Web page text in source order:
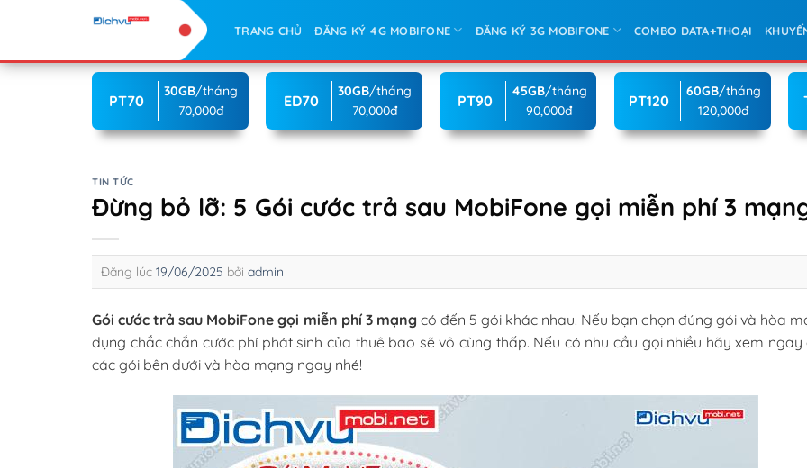
content
TRANG CHỦ ĐĂNG KÝ 4G MOBIFONE ĐĂNG KÝ 3G MOBIFONE COMBO DATA+THOẠI
PT70
30GB/tháng
70,000đ
ED70
30GB/tháng
70,000đ
PT90
45GB/tháng
90,000đ
PT120
60GB/tháng
120,000đ
TIN TỨC
Đừng bỏ lỡ: 5 Gói cước trả sau MobiFone gọi miễn phí 3
Đăng lúc 19/06/2025 bởi admin
Gói cước trả sau MobiFone gọi miễn phí 3 mạng có đến 5 gói khác nhau. Nếu bạn chọn đúng gói và hòa
dụng chắc chắn cước phí phát sinh của thuê bao sẽ vô cùng thấp. Nếu có nhu cầu gọi nhiều hãy xem ngay
các gói bên dưới và hòa mạng ngay nhé!